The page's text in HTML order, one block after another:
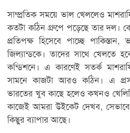
সাম্প্রতিক সময়ে ভাল খেললেও
কতটা কঠিন গ্রুপে পড়েছে তার দল।
প্রতিপক্ষ হিসেবে পাচ্ছে
জিল্যান্ডকে। তাদের সাথে খেলতে
কন্ডিশনে। এ কারণেই সতর্ক
সামনে কাজটা আরও কঠিন। এ
ভারতের খুব কাছে হলেও কখনও
কাজেই আমরা উইকেট দেখব,
কিছুর ব্যাপার আছে।